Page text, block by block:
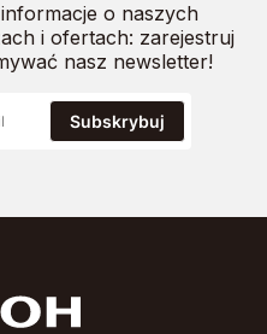
o naszych
i ofertach: zarejestruj
nasz newsletter!
Subskrybuj